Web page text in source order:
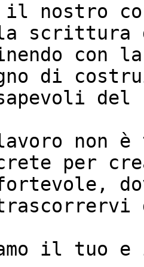
il nostro
scrittura
con la
di
non è
per